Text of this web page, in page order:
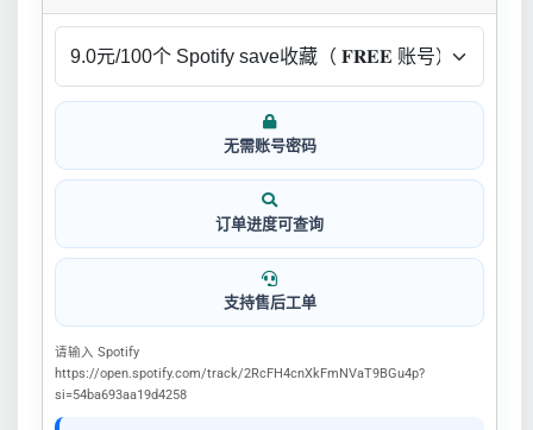
无需账号密码
订单进度可查询
支持售后工单
请输入 Spotify
https://open.spotify.com/track/2RcFH4cnXkFmNVaT9BGu4p?
si=54ba693aa19d4258